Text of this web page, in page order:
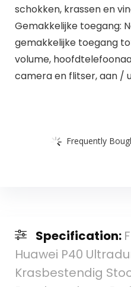
schokken, krassen en
Gemakkelijke toegang:
gemakkelijke toegang
volume,
camera en flitser, aan /
Frequently
Specification:
Huawei P40
Krasbestendig